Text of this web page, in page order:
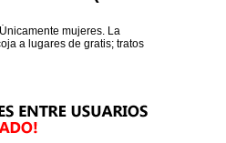
mujeres. La
a lugares de gratis; tratos